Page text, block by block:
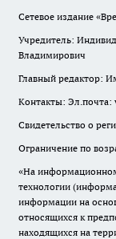
Сетевое издание
Учредитель:
Владимирович
Главный редактор:
Контакты: Эл.почта:
Свидетельство о
Ограничение по
«На
технологии
информации на
относящихся к
находящихся на